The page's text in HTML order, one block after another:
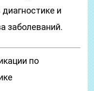
и
заболеваний.
по